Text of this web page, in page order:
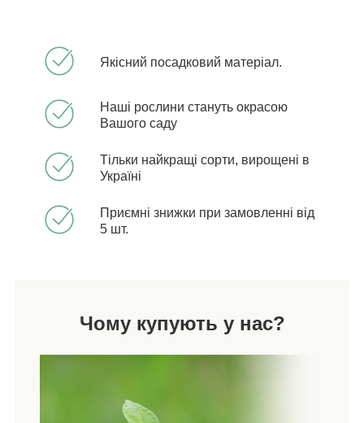
Якісний посадковий матеріал.
Наші рослини стануть окрасою
Вашого саду
Тільки найкращі сорти, вирощені в
Україні
Приємні знижки при замовленні від
5 шт.
Чому купують у нас?